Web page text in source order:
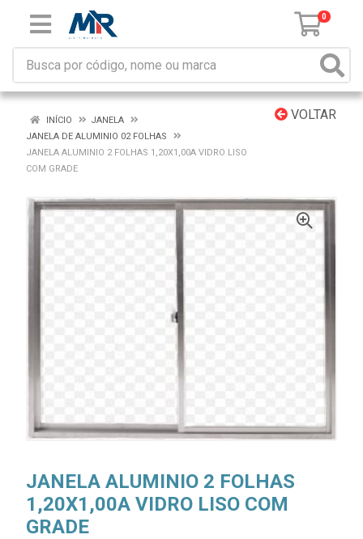
0
VOLTAR
INÍCIO
JANELA
JANELA DE ALUMINIO 02 FOLHAS
JANELA ALUMINIO 2 FOLHAS 1,20X1,00A VIDRO LISO
COM GRADE
JANELA ALUMINIO 2 FOLHAS
1,20X1,00A VIDRO LISO COM
GRADE